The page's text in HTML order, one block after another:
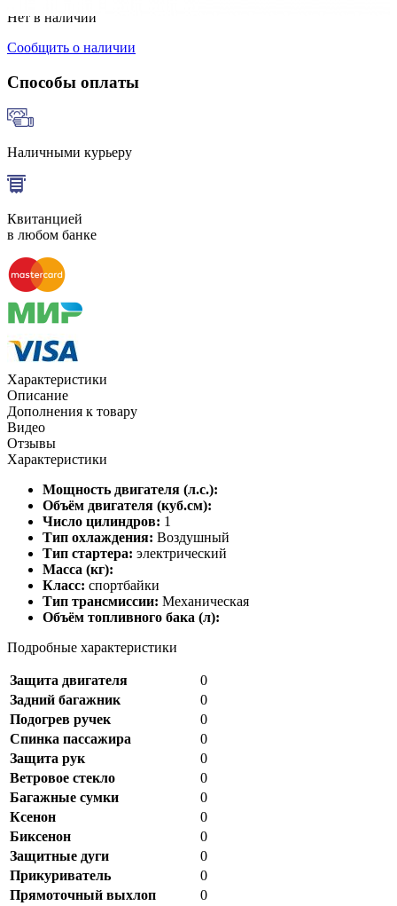
Нет в наличии
Сообщить о наличии
Способы оплаты
Наличными курьеру
Квитанцией
в любом банке
Характеристики
Описание
Дополнения к товару
Видео
Отзывы
Характеристики
Мощность двигателя (л.с.):
Объём двигателя (куб.см):
Число цилиндров: 1
Тип охлаждения: Воздушный
Тип стартера: электрический
Масса (кг):
Класс: спортбайки
Тип трансмиссии: Механическая
Объём топливного бака (л):
Подробные характеристики
Защита двигателя
0
Задний багажник
0
Подогрев ручек
0
Спинка пассажира
0
Защита рук
0
Ветровое стекло
0
Багажные сумки
0
Ксенон
0
Биксенон
0
Защитные дуги
0
Прикуриватель
0
Прямоточный выхлоп
0